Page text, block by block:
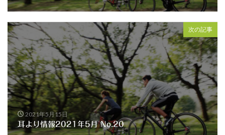
次の記事
2021年5月15日
耳より情報2021年5月 No.20